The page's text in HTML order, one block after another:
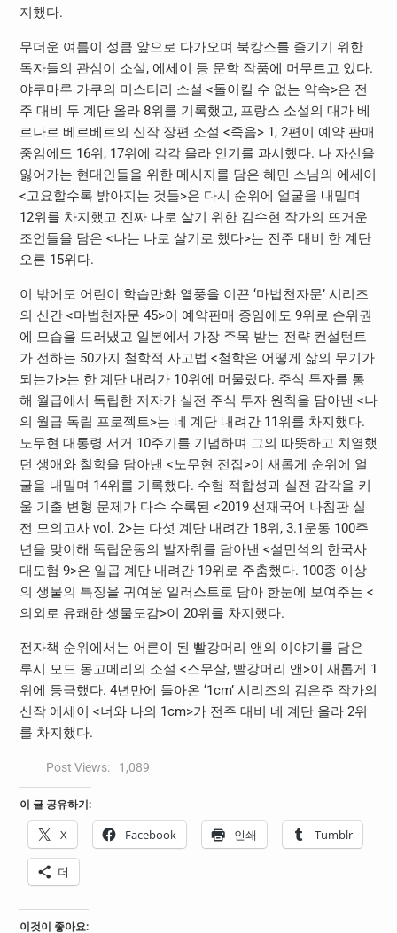
지했다.
무더운 여름이 성큼 앞으로 다가오며 북캉스를 즐기기 위한
독자들의 관심이 소설, 에세이 등 문학 작품에 머무르고 있다.
야쿠마루 가쿠의 미스터리 소설 <돌이킬 수 없는 약속>은 전
주 대비 두 계단 올라 8위를 기록했고, 프랑스 소설의 대가 베
르나르 베르베르의 신작 장편 소설 <죽음> 1, 2편이 예약 판매
중임에도 16위, 17위에 각각 올라 인기를 과시했다. 나 자신을
잃어가는 현대인들을 위한 메시지를 담은 혜민 스님의 에세이
<고요할수록 밝아지는 것들>은 다시 순위에 얼굴을 내밀며
12위를 차지했고 진짜 나로 살기 위한 김수현 작가의 뜨거운
조언들을 담은 <나는 나로 살기로 했다>는 전주 대비 한 계단
오른 15위다.
이 밖에도 어린이 학습만화 열풍을 이끈 ‘마법천자문’ 시리즈
의 신간 <마법천자문 45>이 예약판매 중임에도 9위로 순위권
에 모습을 드러냈고 일본에서 가장 주목 받는 전략 컨설턴트
가 전하는 50가지 철학적 사고법 <철학은 어떻게 삶의 무기가
되는가>는 한 계단 내려가 10위에 머물렀다. 주식 투자를 통
해 월급에서 독립한 저자가 실전 주식 투자 원칙을 담아낸 <나
의 월급 독립 프로젝트>는 네 계단 내려간 11위를 차지했다.
노무현 대통령 서거 10주기를 기념하며 그의 따뜻하고 치열했
던 생애와 철학을 담아낸 <노무현 전집>이 새롭게 순위에 얼
굴을 내밀며 14위를 기록했다. 수험 적합성과 실전 감각을 키
울 기출 변형 문제가 다수 수록된 <2019 선재국어 나침판 실
전 모의고사 vol. 2>는 다섯 계단 내려간 18위, 3.1운동 100주
년을 맞이해 독립운동의 발자취를 담아낸 <설민석의 한국사
대모험 9>은 일곱 계단 내려간 19위로 주춤했다. 100종 이상
의 생물의 특징을 귀여운 일러스트로 담아 한눈에 보여주는 <
의외로 유쾌한 생물도감>이 20위를 차지했다.
전자책 순위에서는 어른이 된 빨강머리 앤의 이야기를 담은
루시 모드 몽고메리의 소설 <스무살, 빨강머리 앤>이 새롭게 1
위에 등극했다. 4년만에 돌아온 ‘1cm’ 시리즈의 김은주 작가의
신작 에세이 <너와 나의 1cm>가 전주 대비 네 계단 올라 2위
를 차지했다.
Post Views: 1,089
이 글 공유하기:
X Facebook 인쇄 Tumblr
더
이것이 좋아요: